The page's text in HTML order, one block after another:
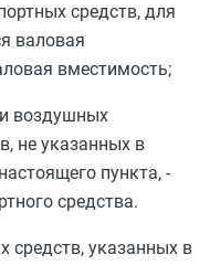
средств, для
валовая
вместимость;
воздушных
не указанных в
настоящего пункта, -
средства.
средств, указанных в